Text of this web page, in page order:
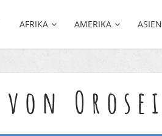
AFRIKA AMERIKA ASIEN
Orosei